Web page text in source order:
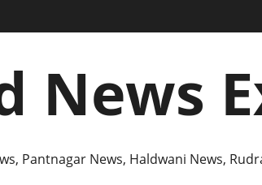
News
Pantnagar News, Haldwani News,